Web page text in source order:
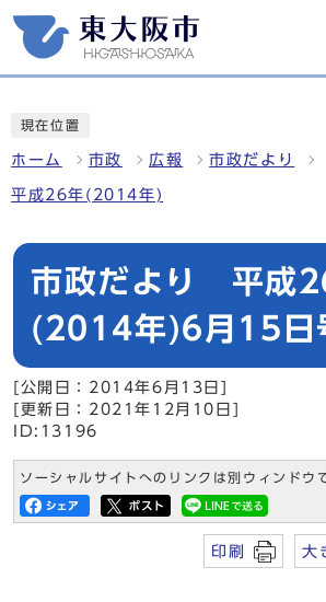
現在位置
ホーム 市政 広報 市政だより
平成26年(2014年)
市政だより 平成
(2014年)6月15日
[公開日：2014年6月13日]
[更新日：2021年12月10日]
ID:13196
ソーシャルサイトへのリンクは別ウィンドウ
印刷 大